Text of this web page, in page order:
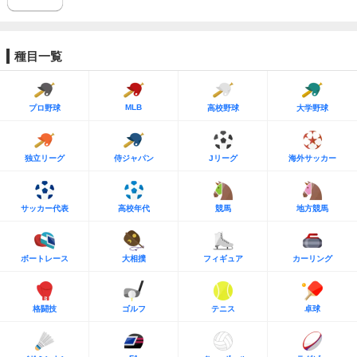
種目一覧
プロ野球 MLB 高校野球 大学野球
独立リーグ 侍ジャパン Jリーグ 海外サッカー
サッカー代表 高校年代 競馬 地方競馬
ボートレース 大相撲 フィギュア カーリング
格闘技 ゴルフ テニス 卓球